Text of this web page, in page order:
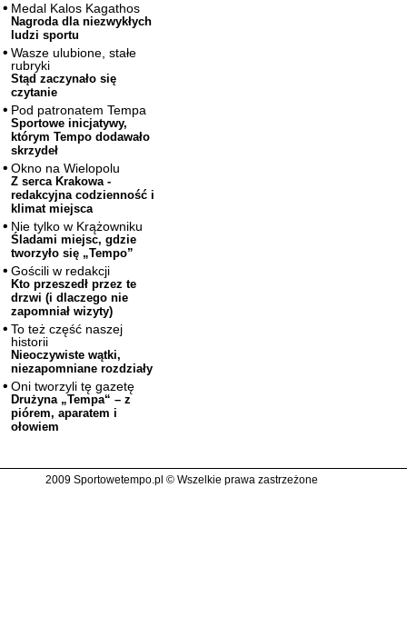
Medal Kalos Kagathos
Nagroda dla niezwykłych
ludzi sportu
Wasze ulubione, stałe
rubryki
Stąd zaczynało się
czytanie
Pod patronatem Tempa
Sportowe inicjatywy,
którym Tempo dodawało
skrzydeł
Okno na Wielopolu
Z serca Krakowa -
redakcyjna codzienność i
klimat miejsca
Nie tylko w Krążowniku
Śladami miejsc, gdzie
tworzyło się „Tempo”
Gościli w redakcji
Kto przeszedł przez te
drzwi (i dlaczego nie
zapomniał wizyty)
To też część naszej
historii
Nieoczywiste wątki,
niezapomniane rozdziały
Oni tworzyli tę gazetę
Drużyna „Tempa“ – z
piórem, aparatem i
ołowiem
2009 Sportowetempo.pl © Wszelkie prawa zastrzeżone